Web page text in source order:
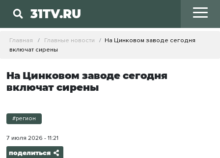
31TV.RU
Главная Главные новости
На Цинковом заводе сегодня
включат сирены
На Цинковом заводе сегодня
включат сирены
#регион
7 июля 2026 - 11:21
поделиться